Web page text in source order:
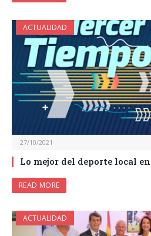
ACTUALIDAD
27/10/2021
Lo mejor del deporte local
READ MORE
ACTUALIDAD